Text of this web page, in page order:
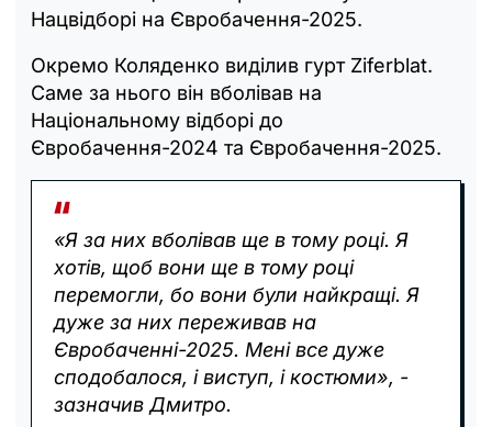
Нацвідборі на Євробачення-2025.
Окремо Коляденко виділив гурт Ziferblat.
Саме за нього він вболівав на
Національному відборі до
Євробачення-2024 та Євробачення-2025.
«Я за них вболівав ще в тому році. Я
хотів, щоб вони ще в тому році
перемогли, бо вони були найкращі. Я
дуже за них переживав на
Євробаченні-2025. Мені все дуже
сподобалося, і виступ, і костюми», -
зазначив Дмитро.